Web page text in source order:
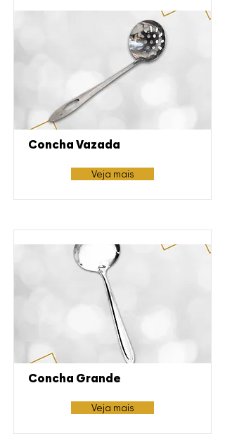
Concha Vazada
Veja mais
Concha Grande
Veja mais